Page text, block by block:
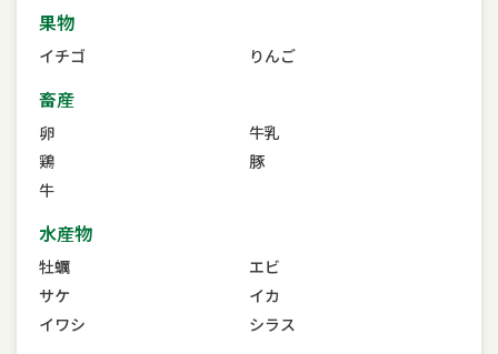
果物
イチゴ りんご
畜産
卵
牛乳
鶏
豚
牛
水産物
牡蠣
エビ
サケ
イカ
イワシ
シラス